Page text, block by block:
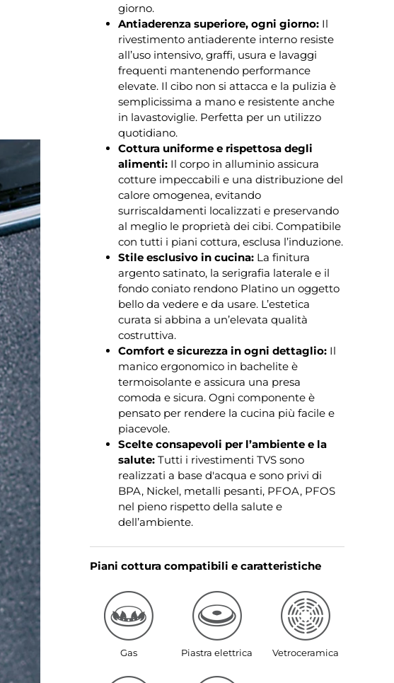
giorno.
Antiaderenza superiore, ogni giorno: Il
rivestimento antiaderente interno resiste
all’uso intensivo, graffi, usura e lavaggi
frequenti mantenendo performance
elevate. Il cibo non si attacca e la pulizia è
semplicissima a mano e resistente anche
in lavastoviglie. Perfetta per un utilizzo
quotidiano.
Cottura uniforme e rispettosa degli
alimenti: Il corpo in alluminio assicura
cotture impeccabili e una distribuzione del
calore omogenea, evitando
surriscaldamenti localizzati e preservando
al meglio le proprietà dei cibi. Compatibile
con tutti i piani cottura, esclusa l’induzione.
Stile esclusivo in cucina: La finitura
argento satinato, la serigrafia laterale e il
fondo coniato rendono Platino un oggetto
bello da vedere e da usare. L’estetica
curata si abbina a un’elevata qualità
costruttiva.
Comfort e sicurezza in ogni dettaglio: Il
manico ergonomico in bachelite è
termoisolante e assicura una presa
comoda e sicura. Ogni componente è
pensato per rendere la cucina più facile e
piacevole.
Scelte consapevoli per l’ambiente e la
salute: Tutti i rivestimenti TVS sono
realizzati a base d'acqua e sono privi di
BPA, Nickel, metalli pesanti, PFOA, PFOS
nel pieno rispetto della salute e
dell’ambiente.
Piani cottura compatibili e caratteristiche
Gas Piastra elettrica Vetroceramica